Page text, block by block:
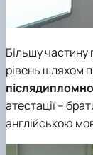
Більшу
рівень шляхом
атестації –
англійською